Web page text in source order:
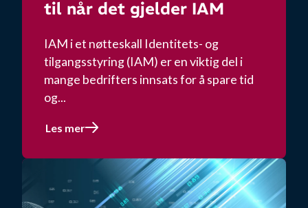
til når det gjelder IAM
IAM i et nøtteskall Identitets- og
tilgangsstyring (IAM) er en viktig del i
mange bedrifters innsats for å spare tid
og...
Les mer